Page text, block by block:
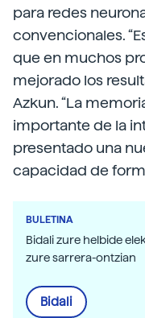
para redes
convencionales.
que en muchos
mejorado los
Azkun. “La
importante de la
presentado una
capacidad de
BULETINA
Bidali zure helbide
zure sarrera-ontzian
Bidali